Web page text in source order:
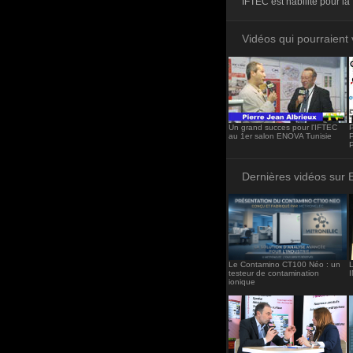
<iframe
Vidéos qui pourraient
Un grand succes pour l'IFTEC
au 1er salon ENOVA Tunisie
Dernières vidéos sur
Le Contamino CT100 Néo : un
testeur de contamination
ionique